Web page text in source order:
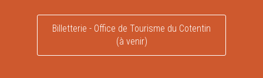
Billetterie - Office de Tourisme du Cotentin
(à venir)